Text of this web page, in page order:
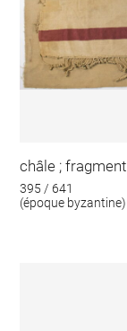
châle ; fragment
395 / 641
(époque byzantine)